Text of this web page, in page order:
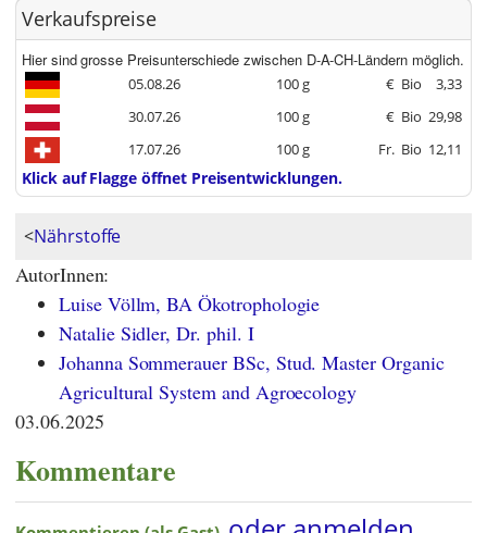
Verkaufspreise
Hier sind grosse Preisunterschiede zwischen D-A-CH-Ländern möglich.
05.08.26 100 g € Bio
3,33
30.07.26
100 g € Bio 29,98
17.07.26
100 g Fr. Bio 12,11
Klick auf Flagge öffnet Preisentwicklungen.
<Nährstoffe
AutorInnen:
Luise Völlm, BA Ökotrophologie
Natalie Sidler, Dr. phil. I
Johanna Sommerauer BSc, Stud. Master Organic
Agricultural System and Agroecology
03.06.2025
Kommentare